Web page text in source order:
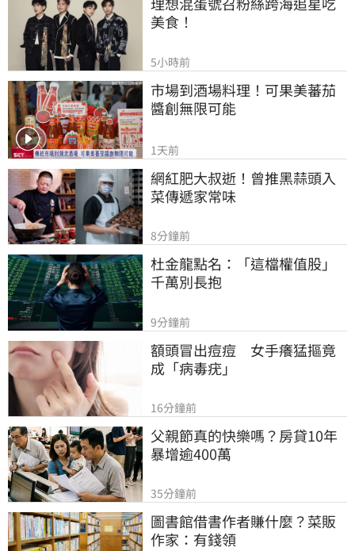
美食！
5小時前
市場到酒場料理！可果美蕃茄
醬創無限可能
1天前
網紅肥大叔逝！曾推黑蒜頭入
菜傳遞家常味
8分鐘前
杜金龍點名：「這檔權值股」
千萬別長抱
9分鐘前
額頭冒出痘痘　女手癢猛摳竟
成「病毒疣」
16分鐘前
父親節真的快樂嗎？房貸10年
暴增逾400萬
35分鐘前
圖書館借書作者賺什麼？菜販
作家：有錢領